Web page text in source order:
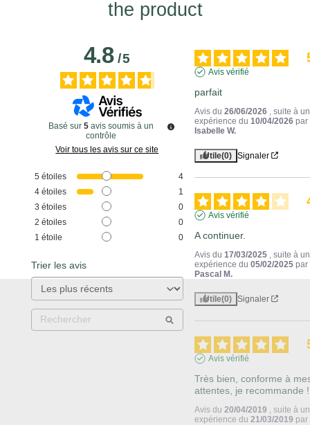
the product
4.8/5
Basé sur 5 avis soumis à un
contrôle
Voir tous les avis sur ce site
5 étoiles
4
4 étoiles
1
3 étoiles
0
2 étoiles
0
1 étoile 0
Trier les avis
Avis vérifié
parfait
Avis du26/06/2026
, suite à
expérience du 10/04/2026 par
Isabelle W.
Utile(0) Signaler
Avis vérifié
A continuer.
Avis du 17/03/2025
, suite à
expérience du05/02/2025 par
Pascal M.
Utile(0) Signaler
Avis vérifié
Très bien, conforme à
attentes, je recommande !
Avis du20/04/2019
, suite à
expérience du21/03/2019 par